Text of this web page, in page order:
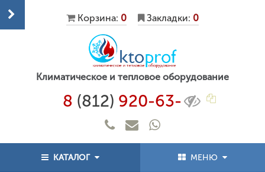
Корзина: 0 Закладки: 0
Климатическое и тепловое оборудование
8 (812) 920-63-
КАТАЛОГ МЕНЮ